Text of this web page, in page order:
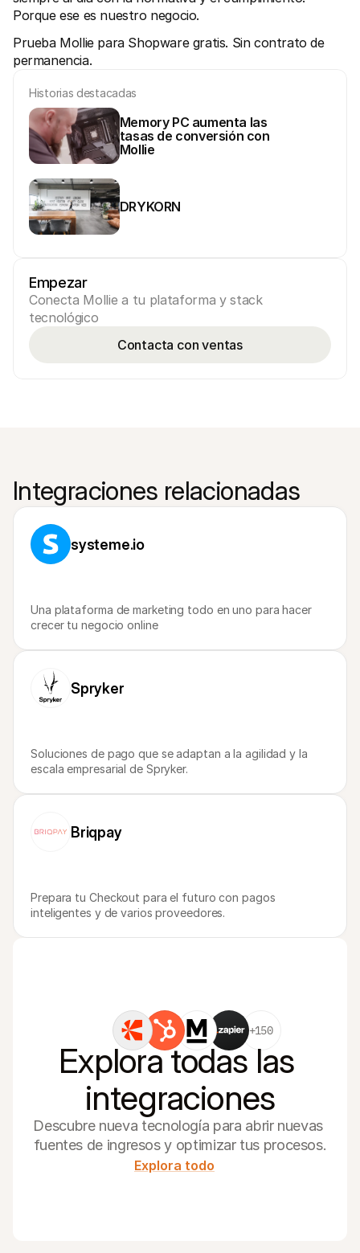
Porque ese es nuestro negocio.
Prueba Mollie para Shopware gratis. Sin contrato de
permanencia.
Historias destacadas
Memory PC aumenta las
tasas de conversión con
Mollie
DRYKORN
Empezar
Conecta Mollie a tu plataforma y stack
tecnológico
Contacta con ventas
Integraciones relacionadas
systeme.io
Una plataforma de marketing todo en uno para hacer
crecer tu negocio online
Spryker
Soluciones de pago que se adaptan a la agilidad y la
escala empresarial de Spryker.
Briqpay
Prepara tu Checkout para el futuro con pagos
inteligentes y de varios proveedores.
+150
Explora todas las
integraciones
Descubre nueva tecnología para abrir nuevas
fuentes de ingresos y optimizar tus procesos.
Explora todo